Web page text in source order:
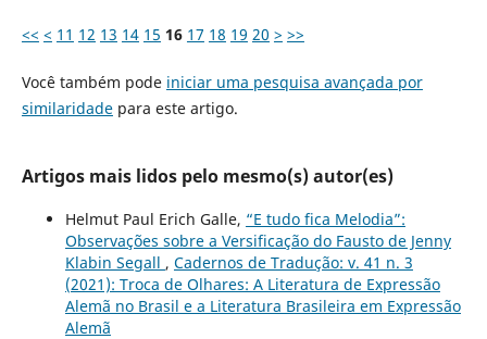
<< < 11 12 13 14 15 16 17 18 19 20 > >>
Você também pode iniciar uma pesquisa avançada por
similaridadepara este artigo.
Artigos mais lidos pelo mesmo(s) autor(es)
Helmut Paul Erich Galle, “E tudo fica Melodia”:
Observações sobre a Versificação do Fausto de Jenny
Klabin Segall , Cadernos de Tradução: v. 41 n. 3
(2021): Troca de Olhares: A Literatura de Expressão
Alemã no Brasil e a Literatura Brasileira em Expressão
Alemã